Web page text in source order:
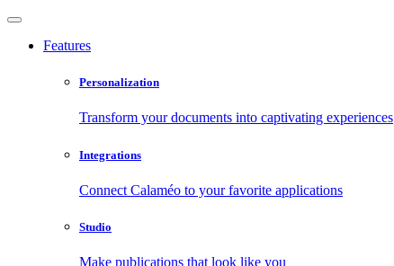
Features
Personalization
Transform your documents into captivating experiences
Integrations
Connect Calaméo to your favorite applications
Studio
Make publications that look like you